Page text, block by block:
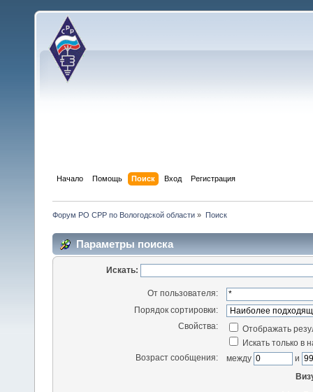
Начало Помощь Поиск Вход Регистрация
Форум РО СРР по Вологодской области » Поиск
Параметры поиска
Искать:
От пользователя:
Порядок сортировки:
Свойства:
Отображать
Искать только в
Возраст сообщения:
между
и